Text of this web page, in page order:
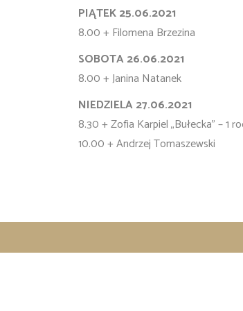
PIĄTEK 25.06.2021
8.00 + Filomena Brzezina
SOBOTA 26.06.2021
8.00 + Janina Natanek
NIEDZIELA 27.06.2021
8.30 + Zofia Karpiel „Bułecka” – 1
10.00 + Andrzej Tomaszewski